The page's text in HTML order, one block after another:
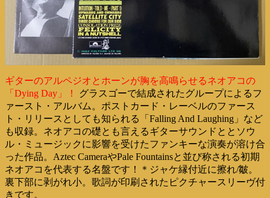
ギターのアルペジオとホーンが胸を高鳴らせるネオアコの
「Dying Day」！
グラスゴーで結成されたグループによるフ
ァースト・アルバム。ポストカード・レーベルのファース
ト・リリースとしても知られる「Falling And Laughing」など
も収録。ネオアコの礎とも言えるギターサウンドととソウ
ル・ミュージックに影響を受けたファンキーな演奏が溶け合
った作品。Aztec CameraやPale Fountainsと並び称される初期
ネオアコを代表する名盤です！＊ジャケ縁付近に擦れ/皺。
裏下部に剥がれ小。歌詞が印刷されたピクチャースリーヴ付
きです。